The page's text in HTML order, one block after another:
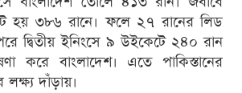
হয় ৩৮৬ রানে। ফলে ২৭ রানের লিড
দ্বিতীয় ইনিংসে ৯ উইকেটে ২৪০ রান
করে বাংলাদেশ। এতে পাকিস্তানের
দাঁড়ায়।